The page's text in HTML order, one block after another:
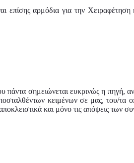
επίσης αρμόδια για την
πάντα σημειώνεται ευκρινώς η
κειμένων σε μας, του/
και μόνο τις απόψεις των